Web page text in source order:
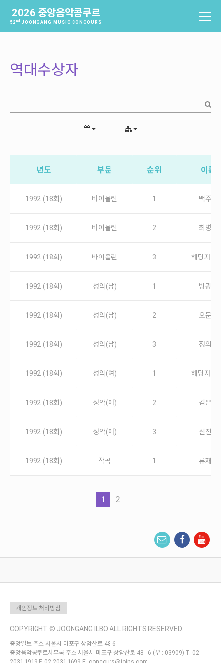
2026 중앙음악콩쿠르
52 nd JOONGANG MUSIC CONCOURS
소개
역사
참가신청
본선진출자 및 결과
안내
자주묻는질문
사무국위치
역대수상자
년도 부문 순위 이름
1992 (18회) 바이올린 1 백주영
1992 (18회) 바이올린 2 최병호
1992 (18회) 바이올린 3 해당자 없
1992 (18회) 성악(남) 1 방광식
1992 (18회) 성악(남) 2 오문식
1992 (18회) 성악(남) 3 정의근
1992 (18회) 성악(여) 1 해당자 없
1992 (18회) 성악(여) 2 김은주
1992 (18회) 성악(여) 3 신진경
1992 (18회) 작곡 1 류재준
1 2
개인정보 처리방침
COPYRIGHT © JOONGANG ILBO ALL RIGHTS RESERVED.
중앙일보 주소 서울시 마포구 상암산로 48-6
중앙음악콩쿠르사무국 주소 서울시 마포구 상암산로 48 - 6 (우 : 03909) T. 02-
2031-1919 F. 02-2031-1699 E. concours@joins.com